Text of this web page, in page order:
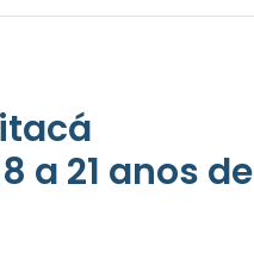
a 21 anos de